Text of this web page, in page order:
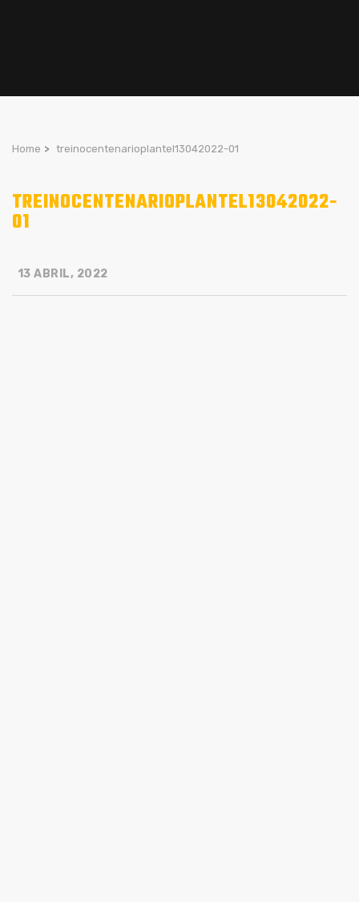
Home > treinocentenarioplantel13042022-01
TREINOCENTENARIOPLANTEL13042022-
01
13 ABRIL, 2022